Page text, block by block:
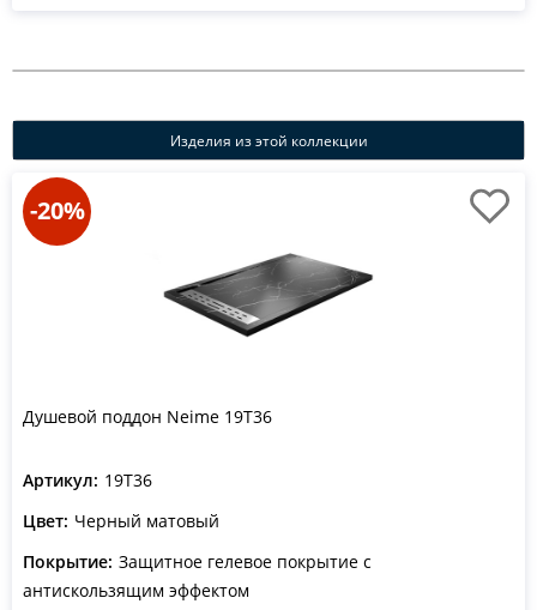
Изделия из этой коллекции
-20%
Душевой поддон Neime 19T36
Артикул: 19T36
Цвет: Черный матовый
Покрытие: Защитное гелевое покрытие с
антискользящим эффектом